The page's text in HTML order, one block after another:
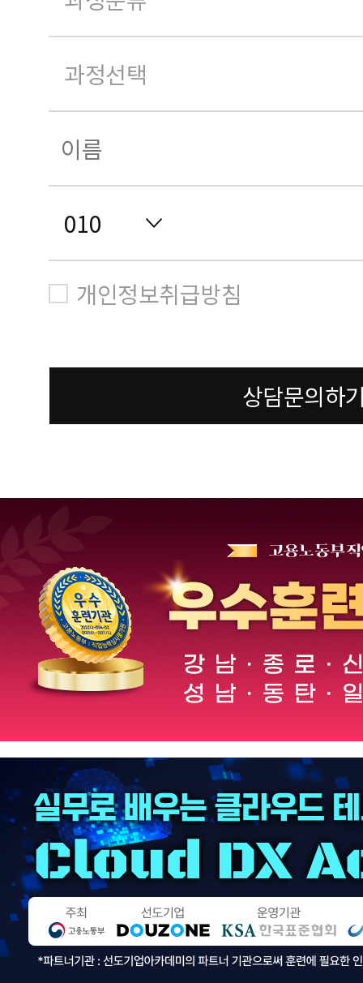
개인정보취급방침
상담문의하